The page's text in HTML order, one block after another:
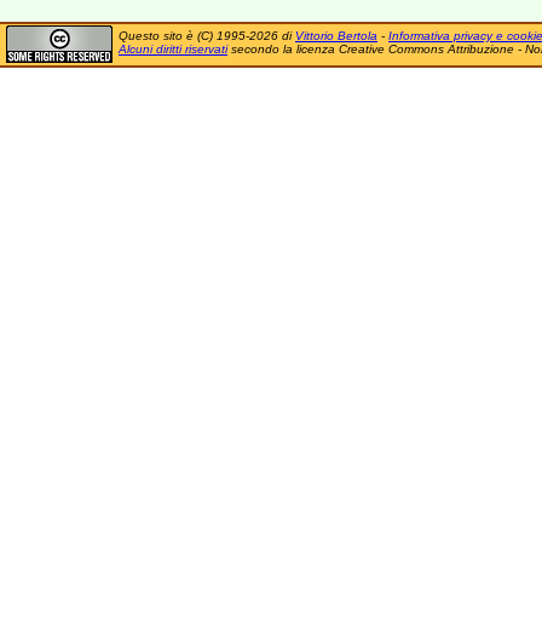
Questo sito è (C) 1995-2026 di Vittorio Bertola - Informativa privacy e cookie
Alcuni diritti riservatisecondo la licenza Creative Commons Attribuzione -